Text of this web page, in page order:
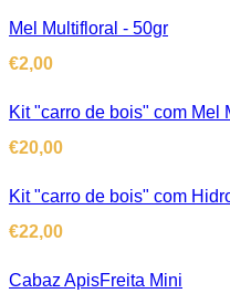
Mel Multifloral - 50gr
€2,00
Kit "carro de bois" com Mel
€20,00
Kit "carro de bois" com
€22,00
Cabaz ApisFreita Mini